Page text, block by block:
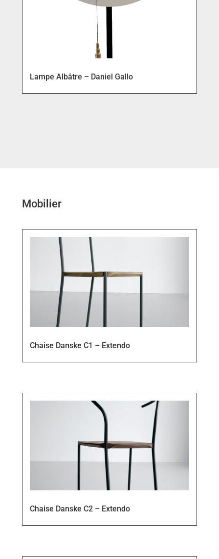
Lampe Albâtre – Daniel Gallo
Mobilier
Chaise Danske C1 – Extendo
Chaise Danske C2 – Extendo